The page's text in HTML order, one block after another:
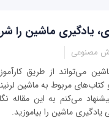
یادگیری ماشین را
مصنوعی
می‌تواند از طریق
کتاب‌های مربوط به ماشین
می‌کنم به این مقاله
ماشین را بیاموزید.